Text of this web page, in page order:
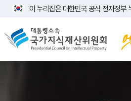
이 누리집은 대한민국 공식 전자정부